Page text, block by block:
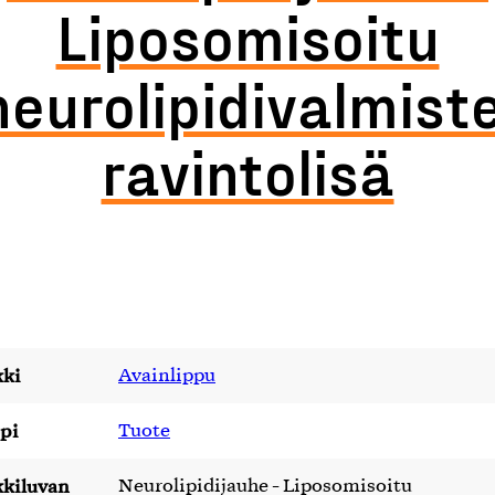
Liposomisoitu
ravintolisä
Avainlippu
Tuote
Neurolipidijauhe - Liposomisoitu